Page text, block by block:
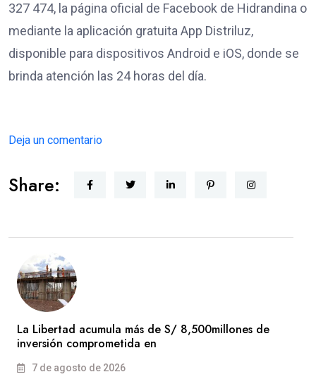
327 474, la página oficial de Facebook de Hidrandina o
mediante la aplicación gratuita App Distriluz,
disponible para dispositivos Android e iOS, donde se
brinda atención las 24 horas del día.
Deja un comentario
Share:
La Libertad acumula más de S/ 8,500millones de
inversión comprometida en
7 de agosto de 2026